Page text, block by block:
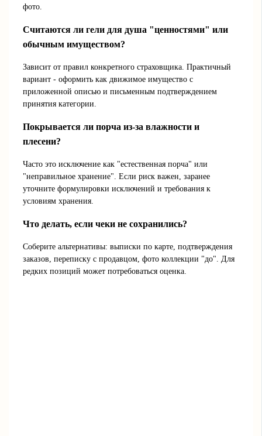
фото.
Считаются ли гели для душа "ценностями" или
обычным имуществом?
Зависит от правил конкретного страховщика. Практичный
вариант - оформить как движимое имущество с
приложенной описью и письменным подтверждением
принятия категории.
Покрывается ли порча из-за влажности и
плесени?
Часто это исключение как "естественная порча" или
"неправильное хранение". Если риск важен, заранее
уточните формулировки исключений и требования к
условиям хранения.
Что делать, если чеки не сохранились?
Соберите альтернативы: выписки по карте, подтверждения
заказов, переписку с продавцом, фото коллекции "до". Для
редких позиций может потребоваться оценка.